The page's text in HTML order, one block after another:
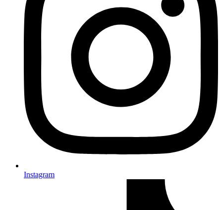
Instagram